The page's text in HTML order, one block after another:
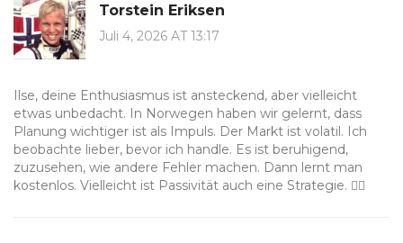
Torstein Eriksen
Juli 4, 2026 AT 13:17
Ilse, deine Enthusiasmus ist ansteckend, aber vielleicht
etwas unbedacht. In Norwegen haben wir gelernt, dass
Planung wichtiger ist als Impuls. Der Markt ist volatil. Ich
beobachte lieber, bevor ich handle. Es ist beruhigend,
zuzusehen, wie andere Fehler machen. Dann lernt man
kostenlos. Vielleicht ist Passivität auch eine Strategie. 🧘‍♂️